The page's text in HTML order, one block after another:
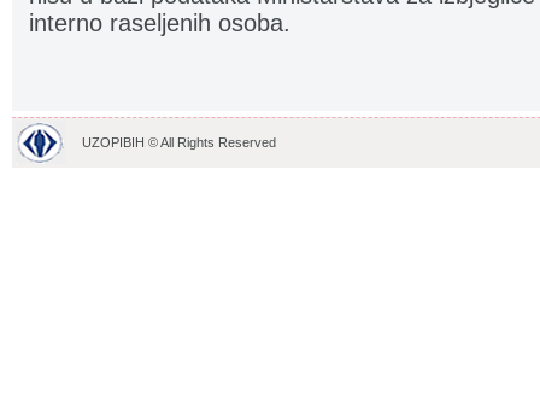
interno raseljenih osoba.
UZOPIBIH © All Rights Reserved